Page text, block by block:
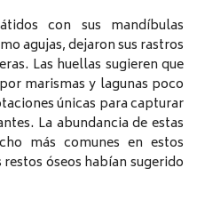
con sus mandíbulas
agujas, dejaron sus rastros
Las huellas sugieren que
marismas y lagunas poco
únicas para capturar
La abundancia de estas
más comunes en estos
óseos habían sugerido